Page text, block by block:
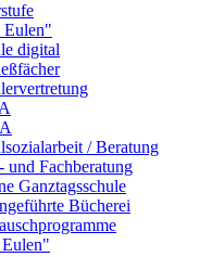
Eulen"
digital
/ Beratung
und Fachberatung
Ganztagsschule
Bücherei